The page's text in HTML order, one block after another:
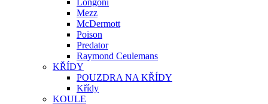
Longoni
Mezz
McDermott
Poison
Predator
Raymond Ceulemans
KŘÍDY
POUZDRA NA KŘÍDY
Křídy
KOULE